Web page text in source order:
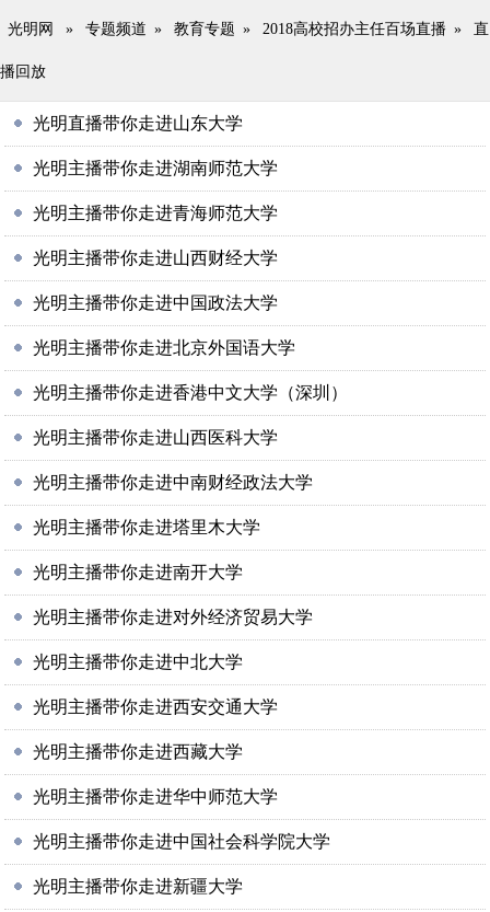
光明网 » 专题频道 » 教育专题 » 2018高校招办主任百场直播 » 直
播回放
光明直播带你走进山东大学
光明主播带你走进湖南师范大学
光明主播带你走进青海师范大学
光明主播带你走进山西财经大学
光明主播带你走进中国政法大学
光明主播带你走进北京外国语大学
光明主播带你走进香港中文大学（深圳）
光明主播带你走进山西医科大学
光明主播带你走进中南财经政法大学
光明主播带你走进塔里木大学
光明主播带你走进南开大学
光明主播带你走进对外经济贸易大学
光明主播带你走进中北大学
光明主播带你走进西安交通大学
光明主播带你走进西藏大学
光明主播带你走进华中师范大学
光明主播带你走进中国社会科学院大学
光明主播带你走进新疆大学